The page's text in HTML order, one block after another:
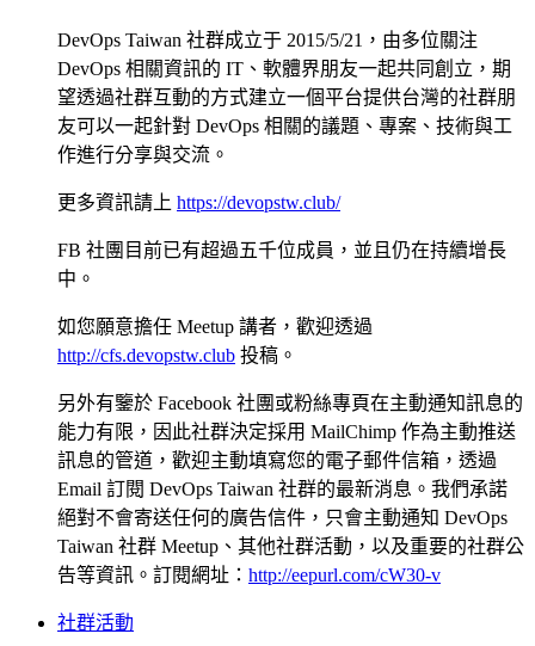
DevOps Taiwan 社群成立于 2015/5/21，由多位關注
DevOps 相關資訊的 IT、軟體界朋友一起共同創立，期
望透過社群互動的方式建立一個平台提供台灣的社群朋
友可以一起針對 DevOps 相關的議題、專案、技術與工
作進行分享與交流。
更多資訊請上 https://devopstw.club/
FB 社團目前已有超過五千位成員，並且仍在持續增長
中。
如您願意擔任 Meetup 講者，歡迎透過
http://cfs.devopstw.club 投稿。
另外有鑒於 Facebook 社團或粉絲專頁在主動通知訊息的
能力有限，因此社群決定採用 MailChimp 作為主動推送
訊息的管道，歡迎主動填寫您的電子郵件信箱，透過
Email 訂閱 DevOps Taiwan 社群的最新消息。我們承諾
絕對不會寄送任何的廣告信件，只會主動通知 DevOps
Taiwan 社群 Meetup、其他社群活動，以及重要的社群公
告等資訊。訂閱網址： http://eepurl.com/cW30-v
社群活動